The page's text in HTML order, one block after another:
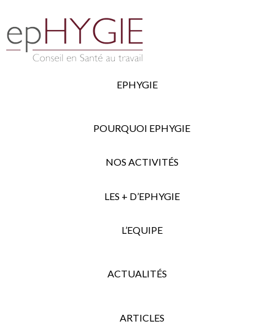
EPHYGIE
POURQUOI EPHYGIE
NOS ACTIVITÉS
LES + D’EPHYGIE
L’EQUIPE
ACTUALITÉS
ARTICLES